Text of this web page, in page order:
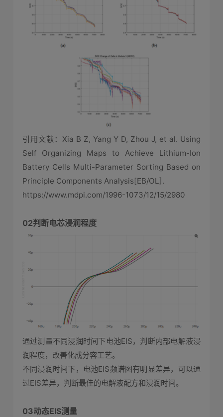
引用文献：Xia B Z, Yang Y D, Zhou J, et al. Using
Self Organizing Maps to Achieve Lithium-Ion
Battery Cells Multi-Parameter Sorting Based on
Principle Components Analysis[EB/OL].
https://www.mdpi.com/1996-1073/12/15/2980
02判断电芯浸润程度
通过测量不同浸润时间下电池EIS，判断内部电解液浸
润程度，改善化成分容工艺。
不同浸润时间下，电池EIS频谱图有明显差异，可以通
过EIS差异，判断最佳的电解液配方和浸润时间。
03动态EIS测量